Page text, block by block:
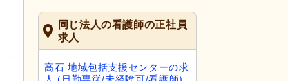
同じ法人の看護師の正社員
求人
高石 地域包括支援センターの求